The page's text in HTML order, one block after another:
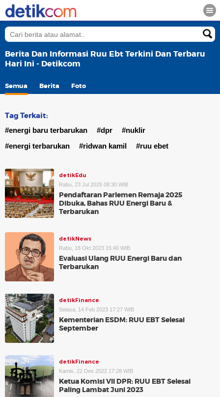
Berita Dan Informasi Ruu Ebt Terkini Dan Terbaru
Hari Ini - Detikcom
Semua Berita Foto
Tag Terkait:
#energi baru terbarukan #dpr
#nuklir
#energi terbarukan
#ridwan kamil #ruu ebet
detikEdu
Rabu, 23 Jul 2025 08:30 WIB
Pendaftaran Parlemen Remaja 2025
Dibuka, Bahas RUU Energi Baru &
Terbarukan
detikNews
Rabu, 18 Okt 2023 15:40 WIB
Evaluasi Ulang RUU Energi Baru dan
Terbarukan
detikFinance
Selasa, 14 Feb 2023 17:27 WIB
Kementerian ESDM: RUU EBT Selesai
September
detikFinance
Kamis, 22 Des 2022 17:28 WIB
Ketua Komisi VII DPR: RUU EBT Selesai
Paling Lambat Juni 2023